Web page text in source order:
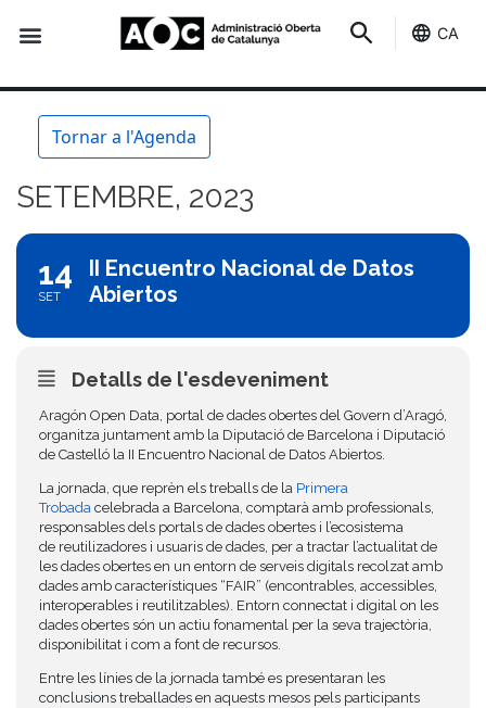
CA
Tornar a l'Agenda
SETEMBRE, 2023
14
SET
II Encuentro Nacional de Datos
Abiertos
Detalls de l'esdeveniment
Aragón Open Data, portal de dades obertes del Govern d’Aragó,
organitza juntament amb la Diputació de Barcelona i Diputació
de Castelló la II Encuentro Nacional de Datos Abiertos.
La jornada, que reprèn els treballs de la Primera
Trobada celebrada a Barcelona, comptarà amb professionals,
responsables dels portals de dades obertes i l’ecosistema
de reutilizadores i usuaris de dades, per a tractar l’actualitat de
les dades obertes en un entorn de serveis digitals recolzat amb
dades amb característiques “FAIR” (encontrables, accessibles,
interoperables i reutilitzables). Entorn connectat i digital on les
dades obertes són un actiu fonamental per la seva trajectòria,
disponibilitat i com a font de recursos.
Entre les línies de la jornada també es presentaran les
conclusions treballades en aquests mesos pels participants